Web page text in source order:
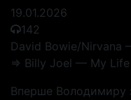
19.01.2026
142
David Bowie/Nirvana
=> Billy Joel — My Life
Вперше Володимиру